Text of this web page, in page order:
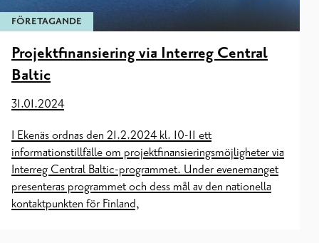
FÖRETAGANDE
Projektfinansiering via Interreg Central
Baltic
31.01.2024
I Ekenäs ordnas den 21.2.2024 kl. 10-11 ett
informationstillfälle om projektfinansieringsmöjligheter via
Interreg Central Baltic-programmet. Under evenemanget
presenteras programmet och dess mål av den nationella
kontaktpunkten för Finland,